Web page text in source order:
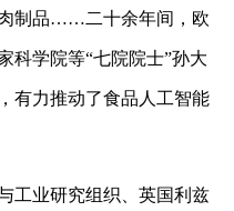
制品……二十余年间，欧
科学院等“七院院士”孙大
有力推动了食品人工智能
工业研究组织、英国利兹